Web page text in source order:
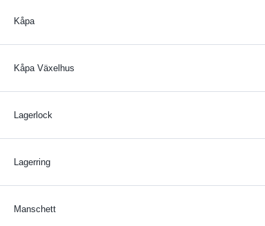
Kåpa
Kåpa Växelhus
Lagerlock
Lagerring
Manschett